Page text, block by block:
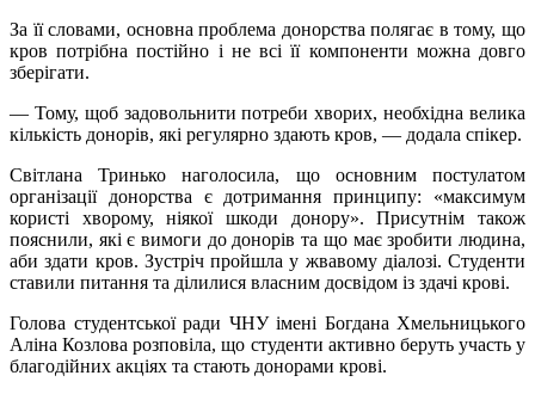
За її словами, основна проблема донорства полягає в тому, що
кров потрібна постійно і не всі її компоненти можна довго
зберігати.
— Тому, щоб задовольнити потреби хворих, необхідна велика
кількість донорів, які регулярно здають кров, — додала спікер.
Світлана Тринько наголосила, що основним постулатом
організації донорства є дотримання принципу: «максимум
користі хворому, ніякої шкоди донору». Присутнім також
пояснили, які є вимоги до донорів та що має зробити людина,
аби здати кров. Зустріч пройшла у жвавому діалозі. Студенти
ставили питання та ділилися власним досвідом із здачі крові.
Голова студентської ради ЧНУ імені Богдана Хмельницького
Аліна Козлова розповіла, що студенти активно беруть участь у
благодійних акціях та стають донорами крові.